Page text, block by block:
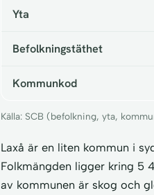
Yta
Befolkningstäthet
Kommunkod
Källa: SCB (befolkning, yta,
Laxå är en liten kommun i
Folkmängden ligger kring 5
av kommunen är skog och